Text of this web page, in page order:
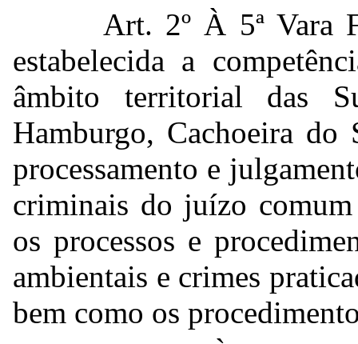
Art. 2º À 5ª Vara
estabelecida a
âmbito territorial das
Hamburgo, Cachoeira
processamento e
criminais do juízo
os processos e
ambientais e crimes
bem como os